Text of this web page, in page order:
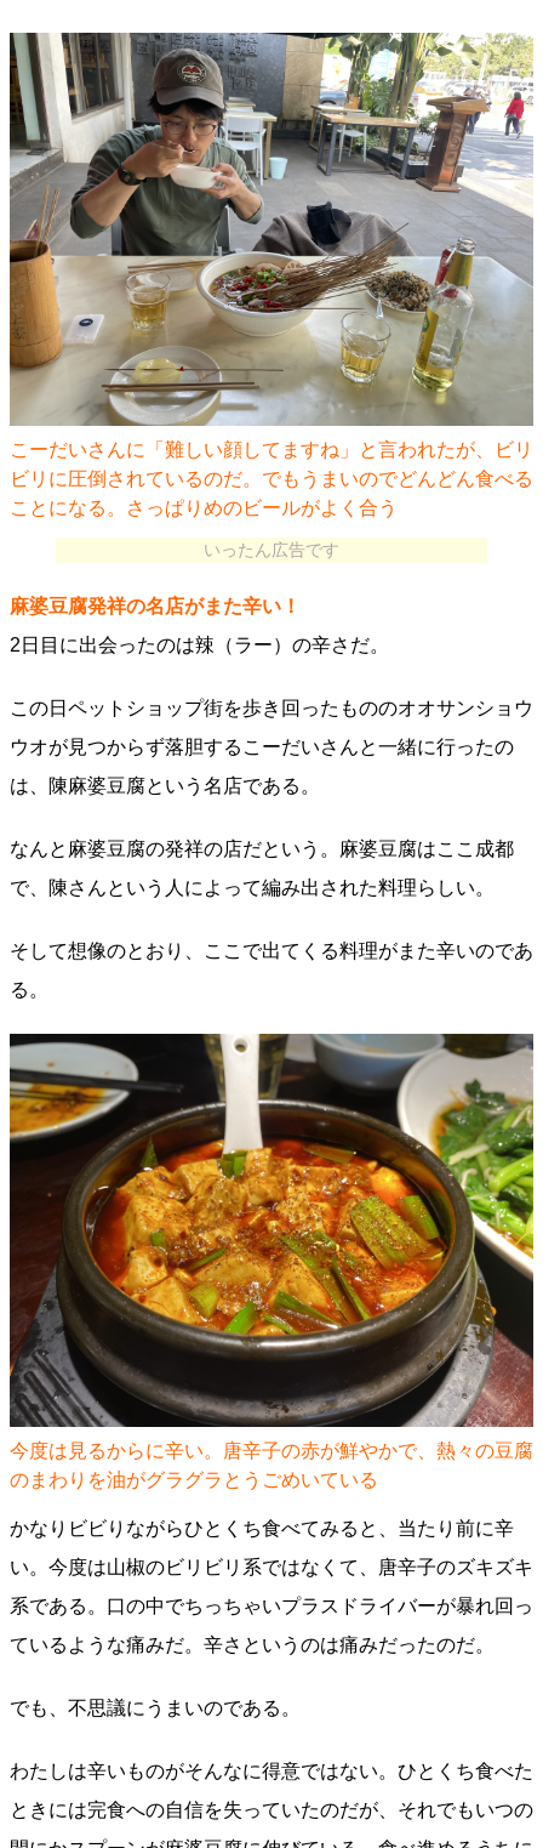
こーだいさんに「難しい顔してますね」と言われたが、ビリ
ビリに圧倒されているのだ。でもうまいのでどんどん食べる
ことになる。さっぱりめのビールがよく合う
いったん広告です
麻婆豆腐発祥の名店がまた辛い！
2日目に出会ったのは辣（ラー）の辛さだ。
この日ペットショップ街を歩き回ったもののオオサンショウ
ウオが見つからず落胆するこーだいさんと一緒に行ったの
は、陳麻婆豆腐という名店である。
なんと麻婆豆腐の発祥の店だという。麻婆豆腐はここ成都
で、陳さんという人によって編み出された料理らしい。
そして想像のとおり、ここで出てくる料理がまた辛いのであ
る。
今度は見るからに辛い。唐辛子の赤が鮮やかで、熱々の豆腐
のまわりを油がグラグラとうごめいている
かなりビビりながらひとくち食べてみると、当たり前に辛
い。今度は山椒のビリビリ系ではなくて、唐辛子のズキズキ
系である。口の中でちっちゃいプラスドライバーが暴れ回っ
ているような痛みだ。辛さというのは痛みだったのだ。
でも、不思議にうまいのである。
わたしは辛いものがそんなに得意ではない。ひとくち食べた
ときには完食への自信を失っていたのだが、それでもいつの